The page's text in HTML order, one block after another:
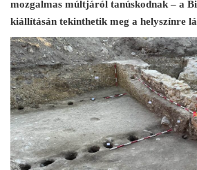
mozgalmas múltjáról tanúskodnak – a
kiállításán tekinthetik meg a helyszínre